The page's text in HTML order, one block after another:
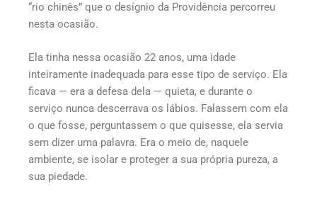
“rio chinês” que o desígnio da Providência percorreu
nesta ocasião.
Ela tinha nessa ocasião 22 anos, uma idade
inteiramente inadequada para esse tipo de serviço. Ela
ficava — era a defesa dela — quieta, e durante o
serviço nunca descerrava os lábios. Falassem com ela
o que fosse, perguntassem o que quisesse, ela servia
sem dizer uma palavra. Era o meio de, naquele
ambiente, se isolar e proteger a sua própria pureza, a
sua piedade.